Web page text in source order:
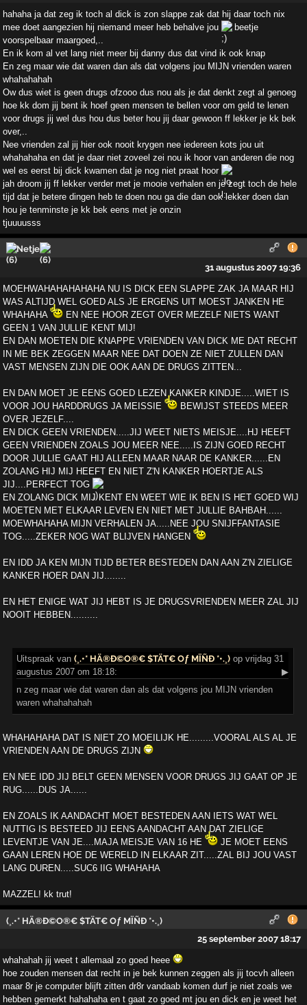
hahaha ja dat zeg ik toch al dick is zon slappe zak dat hij daar toch nix
mee doet aangezien hij niemand meer heb behalve jou
beetje
voorspelbaar maargoed,..
En ik kom al vet lang niet meer bij danny dus dat vind ik ook knap
En zeg maar wie dat waren dan als dat volgens jou MIJN vrienden waren
whahahahah
Ow dus wiet is geen drugs ofzooo dus nou als je dat denkt zegt al genoeg
hoe kk dom jij bent ik hoef geen mensen te bellen voor om geld te lenen
voor drugs jij wel dus hou dus beter hou jij daar gewoon ff lekker je kk bek
over,..
Nee vrienden zal jij hier ook nooit krygen nee iedereen kots jou uit
whahahaha en dat je daar niet zoveel zei nou ik hoor van anderen die nog
wel es eerst bij dick kwamen dat je nog niet praat hoor
jah droom jij ff lekker verder met je mooie verhalen en je zegt toch de hele
tijd dat je betere dingen heb te doen nou ga die dan ook lekker doen dan
hou je tenminste je kk bek eens met je onzin
tjuuuusss
Netje
31 augustus 2007 19:36
MOEHWAHAHAHAHAHA NU IS DICK EEN SLAPPE ZAK JA MAAR HIJ
WAS ALTIJD WEL GOED ALS JE ERGENS UIT MOEST JANKEN HE
WHAHAHA
EN NEE HOOR ZEGT OVER MEZELF NIETS WANT
GEEN 1 VAN JULLIE KENT MIJ!
EN DAN MOETEN DIE KNAPPE VRIENDEN VAN DICK ME DAT RECHT
IN ME BEK ZEGGEN MAAR NEE DAT DOEN ZE NIET ZULLEN DAN
VAST MENSEN ZIJN DIE OOK AAN DE DRUGS ZITTEN...
EN DAN MOET JE EENS GOED LEZEN KANKER KINDJE.....WIET IS
VOOR JOU HARDDRUGS JA MEISSIE
BEWIJST STEEDS MEER
OVER JEZELF....
EN DICK GEEN VRIENDEN.....JIJ WEET NIETS MEISJE....HJ HEEFT
GEEN VRIENDEN ZOALS JOU MEER NEE.....IS ZIJN GOED RECHT
DOOR JULLIE GAAT HIJ ALLEEN MAAR NAAR DE KANKER......EN
ZOLANG HIJ MIJ HEEFT EN NIET Z'N KANKER HOERTJE ALS
JIJ....PERFECT TOG
EN ZOLANG DICK MIJ KENT EN WEET WIE IK BEN IS HET GOED WIJ
MOETEN MET ELKAAR LEVEN EN NIET MET JULLIE BAHBAH......
MOEWHAHAHA MIJN VERHALEN JA.....NEE JOU SNIJFFANTASIE
TOG.....ZEKER NOG WAT BLIJVEN HANGEN
EN IDD JA KEN MIJN TIJD BETER BESTEDEN DAN AAN Z'N ZIELIGE
KANKER HOER DAN JIJ........
EN HET ENIGE WAT JIJ HEBT IS JE DRUGSVRIENDEN MEER ZAL JIJ
NOOIT HEBBEN..........
Uitspraak van(¸.•* HÄ®Ð©O®€ $TÄT€ Oƒ MÏÑÐ *•.¸) op vrijdag 31
augustus 2007 om 18:18:
▶
n zeg maar wie dat waren dan als dat volgens jou MIJN vrienden
waren whahahahah
WHAHAHAHA DAT IS NIET ZO MOEILIJK HE.........VOORAL ALS AL JE
VRIENDEN AAN DE DRUGS ZIJN
EN NEE IDD JIJ BELT GEEN MENSEN VOOR DRUGS JIJ GAAT OP JE
RUG......DUS JA......
EN ZOALS IK AANDACHT MOET BESTEDEN AAN IETS WAT WEL
NUTTIG IS BESTEED JIJ EENS AANDACHT AAN DAT ZIELIGE
LEVENTJE VAN JE....MAJA MEISJE VAN 16 HE
JE MOET EENS
GAAN LEREN HOE DE WERELD IN ELKAAR ZIT.....ZAL BIJ JOU VAST
LANG DUREN.....SUC6 IIG WHAHAHA
MAZZEL! kk trut!
(¸.•* HÄ®Ð©O®€ $TÄT€ Oƒ MÏÑÐ *•.¸)
25 september 2007 18:17
whahahah jij weet t allemaal zo goed heee
hoe zouden mensen dat recht in je bek kunnen zeggen als jij tocvh alleen
maar 8r je computer blijft zitten dr8r vandaab komen durf je niet zoals we
hebben gemerkt hahahaha en t gaat zo goed mt jou en dick en je weet het